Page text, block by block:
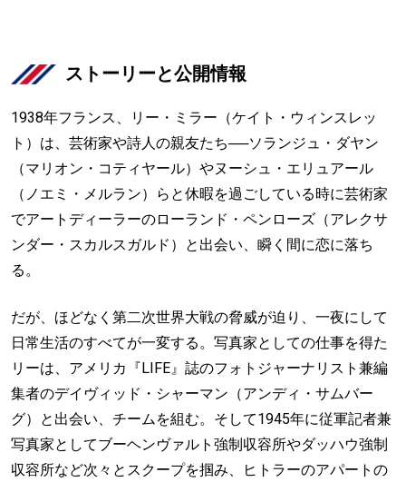
ストーリーと公開情報
1938年フランス、リー・ミラー（ケイト・ウィンスレッ
ト）は、芸術家や詩人の親友たち──ソランジュ・ダヤン
（マリオン・コティヤール）やヌーシュ・エリュアール
（ノエミ・メルラン）らと休暇を過ごしている時に芸術家
でアートディーラーのローランド・ペンローズ（アレクサ
ンダー・スカルスガルド）と出会い、瞬く間に恋に落ち
る。
だが、ほどなく第二次世界大戦の脅威が迫り、一夜にして
日常生活のすべてが一変する。写真家としての仕事を得た
リーは、アメリカ『LIFE』誌のフォトジャーナリスト兼編
集者のデイヴィッド・シャーマン（アンディ・サムバー
グ）と出会い、チームを組む。そして1945年に従軍記者兼
写真家としてブーヘンヴァルト強制収容所やダッハウ強制
収容所など次々とスクープを掴み、ヒトラーのアパートの